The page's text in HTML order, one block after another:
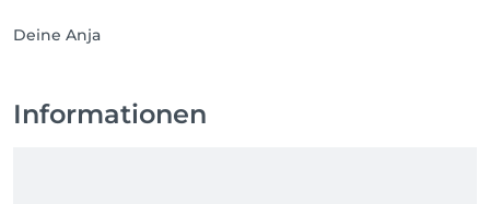
Deine Anja
Informationen